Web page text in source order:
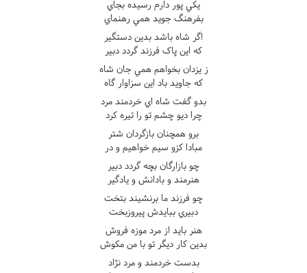
يکي پور دارم رسيده بجاي
بفرهنگ جويد همي رهنماي
اگر شاه باشد بدين دستگير
که اين پاک فرزند گردد دبير
ز يزدان بخواهم همي جان شاه
که جاويد باد اين سزاوار گاه
بدو گفت شاه اي خردمند مرد
چرا ديو چشم تو را تيره کرد
برو همچنان بازگردان شتر
مبادا کزو سيم خواهيم و در
چو بازارگان بچه گردد دبير
هنرمند و بادانش و يادگير
چو فرزند ما برنشيند بتخت
دبيري ببايدش پيروزبخت
هنر بايد از مرد موزه فروش
بدين کار ديگر تو با من مکوش
بدست خردمند و مرد نژاد